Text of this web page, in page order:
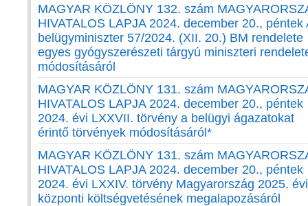
MAGYAR KÖZLÖNY 132. szám
HIVATALOS LAPJA 2024. december 20., péntek
belügyminiszter 57/2024. (XII. 20.) BM rendelete
egyes gyógyszerészeti tárgyú miniszteri
módosításáról
MAGYAR KÖZLÖNY 131. szám
HIVATALOS LAPJA 2024. december 20., péntek
2024. évi LXXVII. törvény a belügyi ágazatokat
érintő törvények módosításáról*
MAGYAR KÖZLÖNY 131. szám
HIVATALOS LAPJA 2024. december 20., péntek
2024. évi LXXIV. törvény Magyarország 2025. évi
központi költségvetésének megalapozásáról